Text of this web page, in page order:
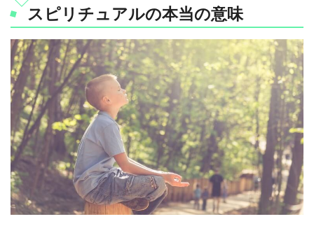
スピリチュアルの本当の意味